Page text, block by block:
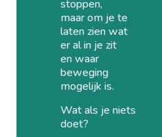
stoppen,
maar om je te
laten zien wat
er al in je zit
en waar
beweging
mogelijk is.
Wat als je niets
doet?